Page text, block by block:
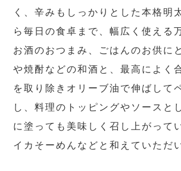
く、辛みもしっかりとした本格明
ら毎日の食卓まで、幅広く使える
お酒のおつまみ、ごはんのお供に
や焼酎などの和酒と、最高によく
を取り除きオリーブ油で伸ばして
し、料理のトッピングやソースと
に塗っても美味しく召し上がって
イカそーめんなどと和えていただ